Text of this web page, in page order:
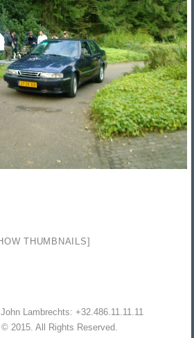
THUMBNAILS]
Lambrechts: +32.486.11.11.11
2015. All Rights Reserved.